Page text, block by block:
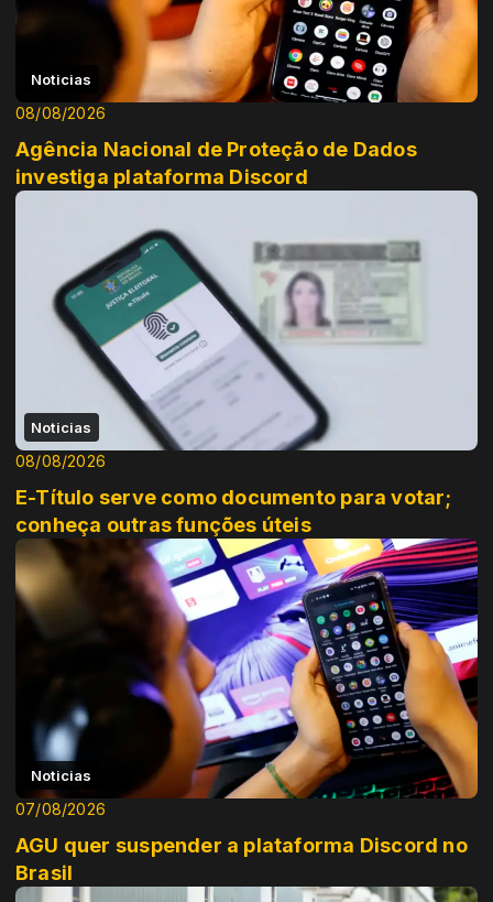
Noticias
08/08/2026
Agência Nacional de Proteção de Dados
investiga plataforma Discord
Noticias
08/08/2026
E-Título serve como documento para votar;
conheça outras funções úteis
Noticias
07/08/2026
AGU quer suspender a plataforma Discord no
Brasil